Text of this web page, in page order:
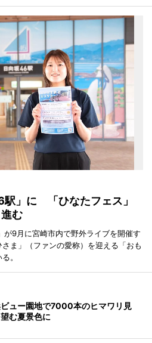
駅」に 「ひなたフェス」
む
9月に宮崎市内で野外ライブを開催す
ま」（ファンの愛称）を迎える「おも
。
ュー園地で7000本のヒマワリ見
む夏景色に